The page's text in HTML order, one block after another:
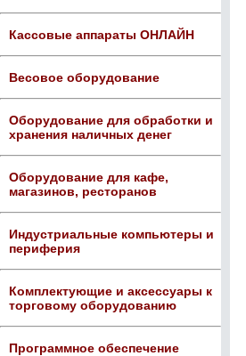
Кассовые аппараты ОНЛАЙН
Весовое оборудование
Оборудование для обработки и
хранения наличных денег
Оборудование для кафе,
магазинов, ресторанов
Индустриальные компьютеры и
периферия
Комплектующие и аксессуары к
торговому оборудованию
Программное обеспечение